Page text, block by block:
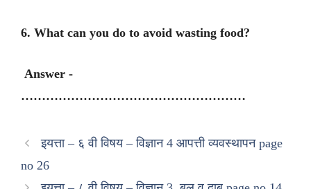
6. What can you do to avoid wasting food?
Answer -
………………………………………………
इयत्ता – ६ वी विषय – विज्ञान 4 आपत्ती व्यवस्थापन page
no 26